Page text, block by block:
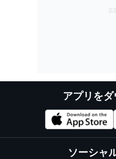
アプリを
ソーシャ